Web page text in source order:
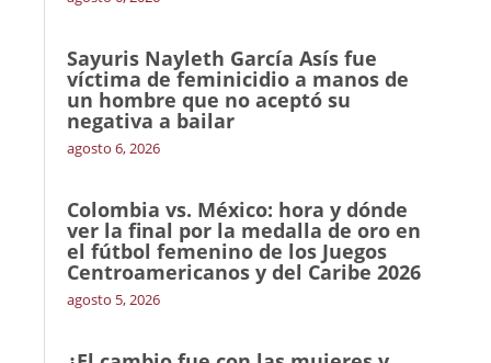
Sayuris Nayleth García Asís fue
víctima de feminicidio a manos de
un hombre que no aceptó su
negativa a bailar
agosto 6, 2026
Colombia vs. México: hora y dónde
ver la final por la medalla de oro en
el fútbol femenino de los Juegos
Centroamericanos y del Caribe 2026
agosto 5, 2026